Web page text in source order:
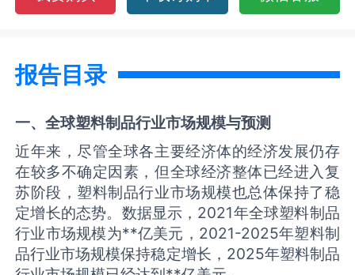
报告目录
一、全球塑料制品行业市场规模与预测
近年来，尽管全球各主要经济体的经济发展仍存
在较多不确定因素，但全球经济整体已经进入复
苏阶段，塑料制品行业市场规模也总体保持了稳
定增长的态势。数据显示，2021年全球塑料制品
行业市场规模为**亿美元，2021-2025年塑料制
品行业市场规模保持稳定增长，2025年塑料制品